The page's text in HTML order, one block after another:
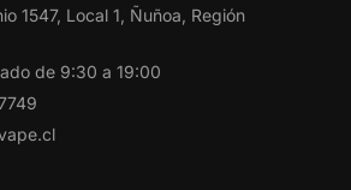
1547, Local 1, Ñuñoa, Región
de 9:30 a 19:00